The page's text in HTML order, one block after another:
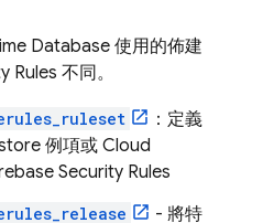
Database 使用的佈建
Rules 不同。
：定義
例項或 Cloud
Security Rules
- 將特